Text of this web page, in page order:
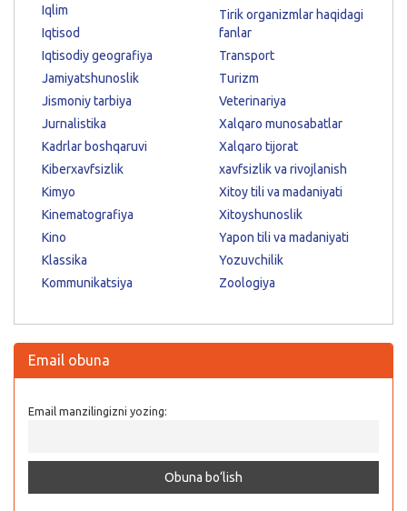
Iqlim
Iqtisod
Iqtisodiy geografiya
Jamiyatshunoslik
Jismoniy tarbiya
Jurnalistika
Kadrlar boshqaruvi
Kiberxavfsizlik
Kimyo
Kinematografiya
Kino
Klassika
Kommunikatsiya
Tirik organizmlar haqidagi
fanlar
Transport
Turizm
Veterinariya
Xalqaro munosabatlar
Xalqaro tijorat
xavfsizlik va rivojlanish
Xitoy tili va madaniyati
Xitoyshunoslik
Yapon tili va madaniyati
Yozuvchilik
Zoologiya
Email obuna
Email manzilingizni yozing: